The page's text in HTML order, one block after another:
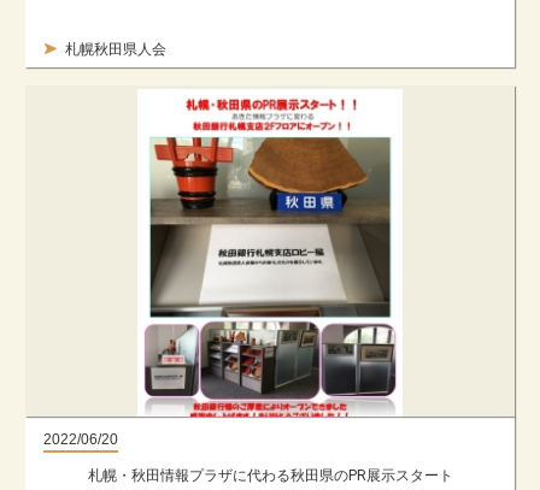
札幌秋田県人会
2022/06/20
札幌・秋田情報プラザに代わる秋田県のPR展示スタート